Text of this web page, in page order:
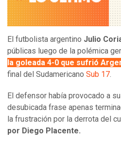
El futbolista argentino Julio
públicas luego de la polémica
la goleada 4-0 que sufrió
final del Sudamericano Sub 17.
El defensor había provocado a
desubicada frase apenas
la frustración por la derrota del
por Diego Placente.